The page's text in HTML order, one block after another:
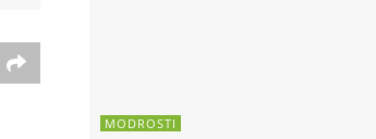
MODROSTI